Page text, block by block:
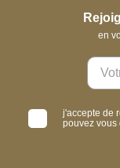
en
j'accepte de
pouvez vous